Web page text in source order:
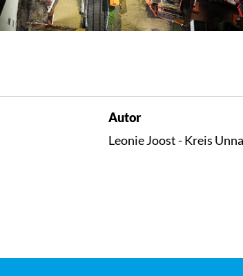
Autor
Leonie Joost - Kreis Unna